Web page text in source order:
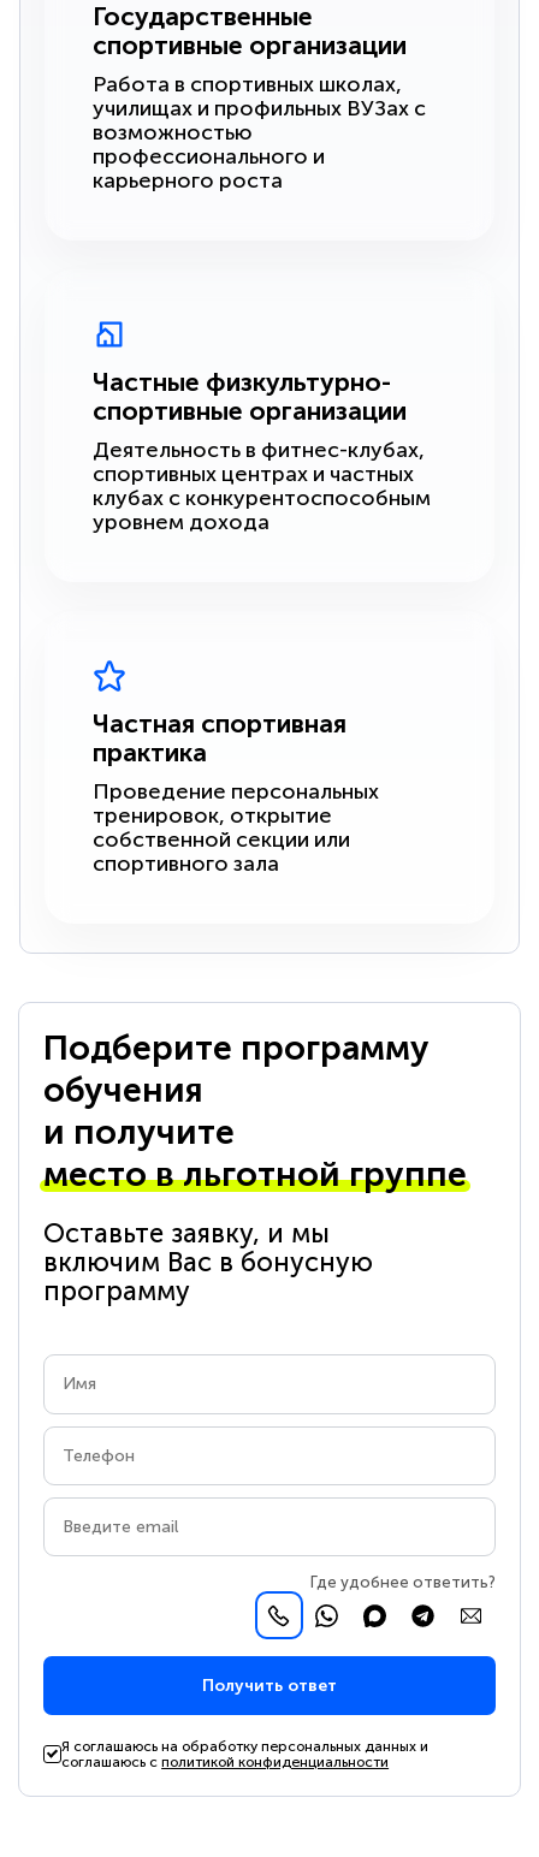
Государственные
спортивные организации
Работа в спортивных школах,
училищах и профильных ВУЗах с
возможностью
профессионального и
карьерного роста
Частные физкультурно-
спортивные организации
Деятельность в фитнес-клубах,
спортивных центрах и частных
клубах с конкурентоспособным
уровнем дохода
Частная спортивная
практика
Проведение персональных
тренировок, открытие
собственной секции или
спортивного зала
Подберите программу
обучения
и получите
место в льготной группе
Оставьте заявку, и мы
включим Вас в бонусную
программу
Где удобнее ответить?
Получить ответ
Я соглашаюсь на обработку персональных данных и
соглашаюсь сполитикой конфиденциальности